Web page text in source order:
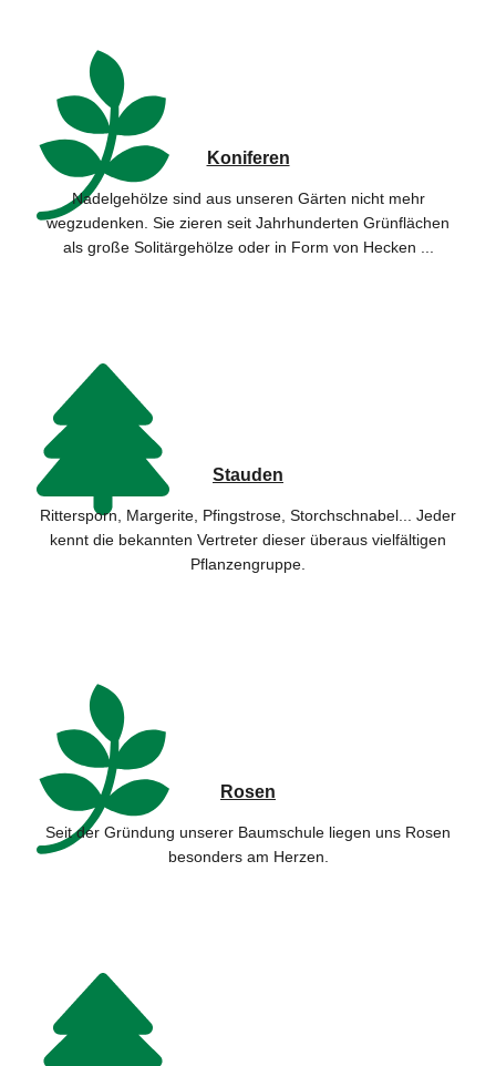
Koniferen
Nadelgehölze sind aus unseren Gärten nicht mehr
wegzudenken. Sie zieren seit Jahrhunderten Grünflächen
als große Solitärgehölze oder in Form von Hecken ...
Stauden
Rittersporn, Margerite, Pfingstrose, Storchschnabel... Jeder
kennt die bekannten Vertreter dieser überaus vielfältigen
Pflanzengruppe.
Rosen
Seit der Gründung unserer Baumschule liegen uns Rosen
besonders am Herzen.